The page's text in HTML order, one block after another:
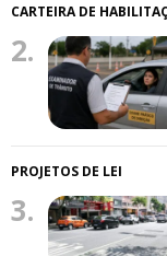
CARTEIRA DE
2.
PROJETOS DE LEI
3.